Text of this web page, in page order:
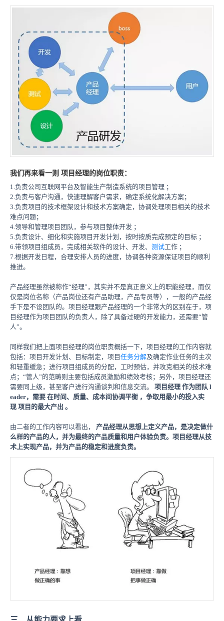
我们再来看一则 项目经理的岗位职责：
1.负责公司互联网平台及智能生产制造系统的项目管理 ；
2.负责与客户沟通，快速理解客户需求，确定系统化解决方案；
3.负责项目的技术框架设计和技术方案确定，协调处理项目相关的技术
难点问题；
4.领导和管理项目团队，参与项目整体开发 ；
5.负责设计、细化和实施项目开发计划，按时按质完成预定的目标 ；
6.带领项目组成员，完成相关软件的设计、开发、 测试工作 ；
7.根据开发日程，合理安排人员的进度，协调各种资源保证项目的顺利
推进。
产品经理虽然被称作“经理”，其实并不是真正意义上的职能经理，而仅
仅是岗位名称（产品岗位还有产品助理，产品专员等），一般的产品经
手下是不设团队的。项目经理跟产品经理的一个非常大的区别在于，项
目经理作为项目团队的负责人，除了具备过硬的开发能力，还需要“管
人”。
同样我们把上面项目经理的岗位职责概括一下，项目经理的工作内容就
包括：项目开发计划、目标制定，项目任务分解及确定作业任务的主次
和轻重缓急；进行项目组成员的分配，工时预估，并攻克相关的技术难
点；“管人”的范畴则主要包括成员激励和绩效考核；另外，项目经理还
需要同上级，甚至客户进行沟通谈判和信息交流。 项目经理 作为团队 l
eader，需要 在时间、质量、成本间协调平衡 ，争取用最小的投入实
现 项目的最大产出 。
由二者的工作内容可以看出， 产品经理从思想上定义产品，是决定做什
么样的产品的人，并为最终的产品质量和用户体验负责。项目经理从技
术上实现产品，并为产品的稳定和进度负责。